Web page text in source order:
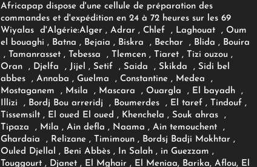
Africapap dispose d'une cellule de préparation des
commandes et d'expédition en 24 à 72 heures sur les 69
Wiyalas d'Algérie:Alger , Adrar, Chlef , Laghouat , Oum
el bouaghi , Batna , Bejaia , Biskra , Bechar , Blida , Bouira
, Tamanrasset , Tebessa , Tlemcen , Tiaret , Tizi ouzou ,
Oran , Djelfa , Jijel , Setif , Saida , Skikda , Sidi bel
abbes , Annaba , Guelma , Constantine , Medea ,
Mostaganem , Msila , Mascara , Ouargla , El bayadh ,
Illizi , Bordj Bou arreridj , Boumerdes , El taref , Tindouf ,
Tissemsilt , El oued El oued , Khenchela , Souk ahras ,
Tipaza , Mila , Ain defla , Naama , Ain temouchent ,
Ghardaia , Relizane , Timimoun , Bordsj Badji Mokhtar ,
Ouled Djellal , Beni Abbès , In Salah , in Guezzam ,
Touggourt , Djanet , El Mghair , El Meniaa, Barika, Aflou, El